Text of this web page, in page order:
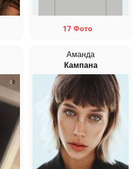
17 Фото
Аманда
Кампана